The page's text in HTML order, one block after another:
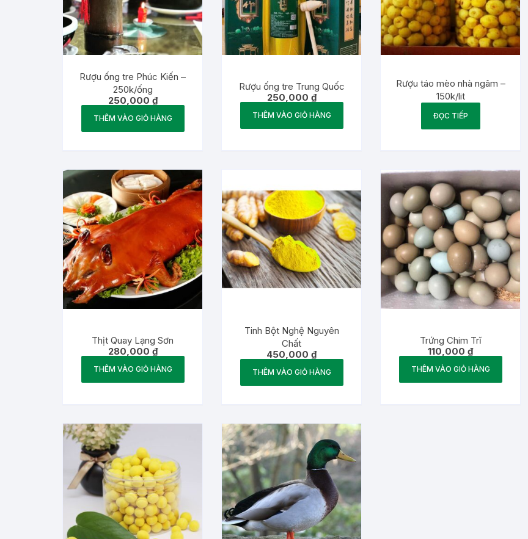
Rượu ống tre Phúc Kiến –
250k/ống
250,000 ₫
THÊM VÀO GIỎ HÀNG
Rượu ống tre Trung Quốc
250,000 ₫
THÊM VÀO GIỎ HÀNG
Rượu táo mèo nhà ngâm –
150k/lit
ĐỌC TIẾP
Thịt Quay Lạng Sơn
280,000 ₫
THÊM VÀO GIỎ HÀNG
Tinh Bột Nghệ Nguyên
Chất
450,000 ₫
THÊM VÀO GIỎ HÀNG
Trứng Chim Trĩ
110,000 ₫
THÊM VÀO GIỎ HÀNG